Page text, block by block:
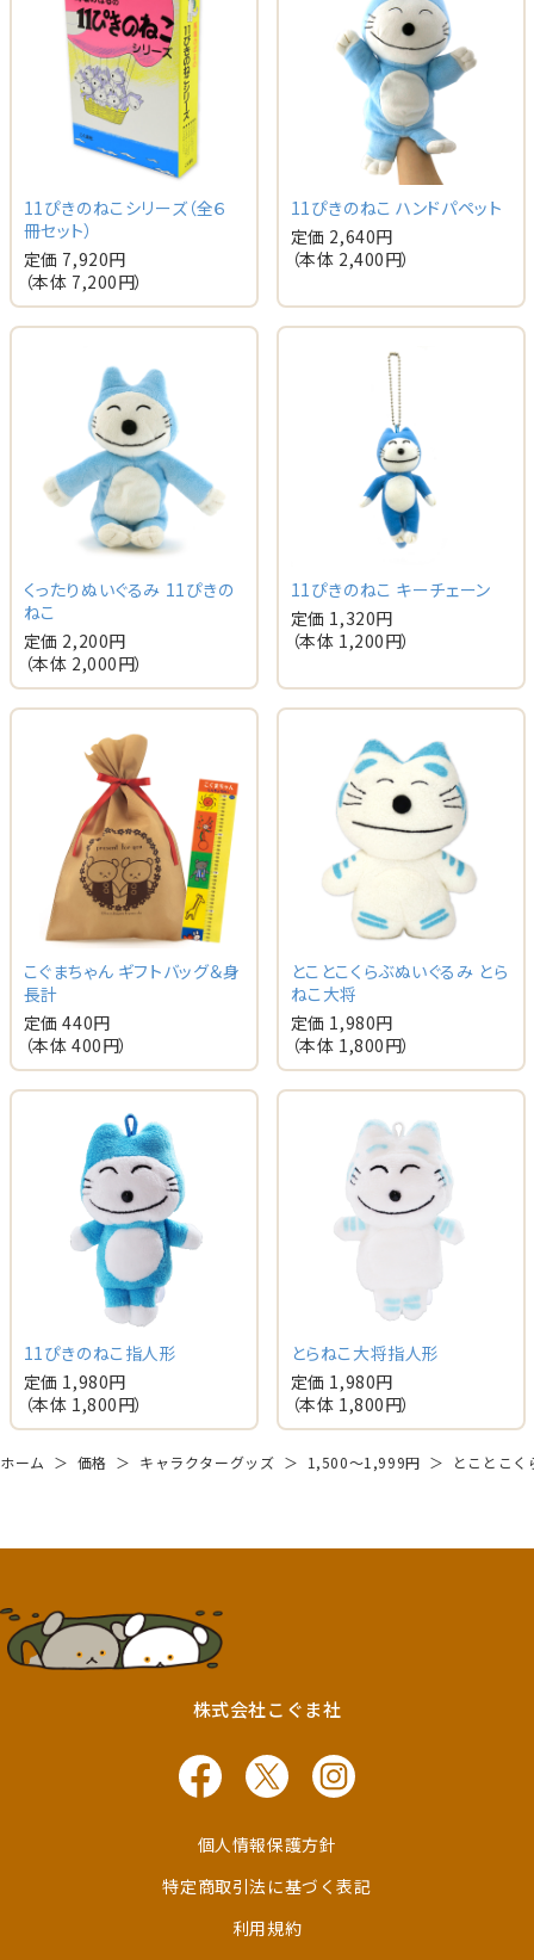
11ぴきのねこシリーズ（全６
冊セット）
定価 7,920円
（本体 7,200円）
11ぴきのねこ ハンドパペット
定価 2,640円
（本体 2,400円）
くったりぬいぐるみ 11ぴきの
ねこ
定価 2,200円
（本体 2,000円）
11ぴきのねこ キーチェーン
定価 1,320円
（本体 1,200円）
こぐまちゃん ギフトバッグ＆身
長計
定価 440円
（本体 400円）
とことこくらぶぬいぐるみ とら
ねこ大将
定価 1,980円
（本体 1,800円）
11ぴきのねこ指人形
定価 1,980円
（本体 1,800円）
とらねこ大将指人形
定価 1,980円
（本体 1,800円）
ホーム ＞ 価格 ＞ キャラクターグッズ ＞ 1,500～1,999円 ＞ とことこ
株式会社こぐま社
個人情報保護方針
特定商取引法に基づく表記
利用規約